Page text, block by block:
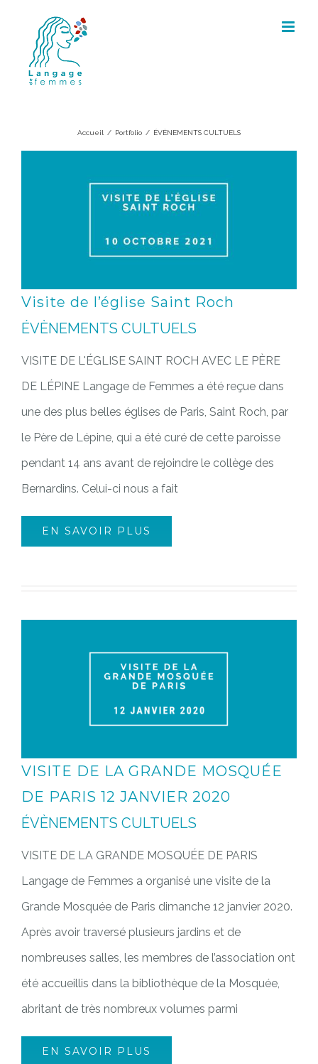
content
Accueil / Portfolio / ÉVÈNEMENTS CULTUELS
Visite de l’église Saint Roch
ÉVÈNEMENTS CULTUELS
VISITE DE L'ÉGLISE SAINT ROCH AVEC LE PÈRE
DE LÉPINE Langage de Femmes a été reçue dans
une des plus belles églises de Paris, Saint Roch, par
le Père de Lépine, qui a été curé de cette paroisse
pendant 14 ans avant de rejoindre le collège des
Bernardins. Celui-ci nous a fait
EN SAVOIR PLUS
VISITE DE LA GRANDE MOSQUÉE
DE PARIS 12 JANVIER 2020
ÉVÈNEMENTS CULTUELS
VISITE DE LA GRANDE MOSQUÉE DE PARIS
Langage de Femmes a organisé une visite de la
Grande Mosquée de Paris dimanche 12 janvier 2020.
Après avoir traversé plusieurs jardins et de
nombreuses salles, les membres de l’association ont
été accueillis dans la bibliothèque de la Mosquée,
abritant de très nombreux volumes parmi
EN SAVOIR PLUS